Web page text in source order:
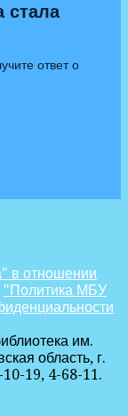
стала
ответ о
в отношении
"Политика МБУ
им.
область, г.
19, 4-68-11.